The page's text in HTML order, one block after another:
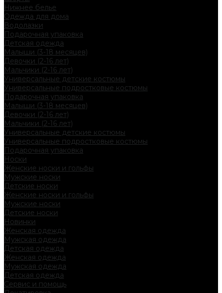
Нижнее белье
Одежда для дома
Водолазки
Подарочная упаковка
Детская одежда
Малыши (3-18 месяцев)
Девочки (2-16 лет)
Мальчики (2-16 лет)
Универсальные детские костюмы
Универсальные подростковые костюмы
Подарочная упаковка
Малыши (3-18 месяцев)
Девочки (2-16 лет)
Мальчики (2-16 лет)
Универсальные детские костюмы
Универсальные подростковые костюмы
Подарочная упаковка
Носки
Женские носки и гольфы
Мужские носки
Детские носки
Женские носки и гольфы
Мужские носки
Детские носки
Новинки
Женская одежда
Мужская одежда
Детская одежда
Женская одежда
Мужская одежда
Детская одежда
Сервис и помощь